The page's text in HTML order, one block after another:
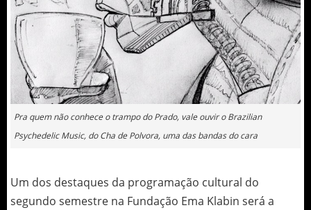
Pra quem não conhece o trampo do Prado, vale ouvir o Brazilian
Psychedelic Music, do Cha de Polvora, uma das bandas do cara
Um dos destaques da programação cultural do
segundo semestre na Fundação Ema Klabin será a